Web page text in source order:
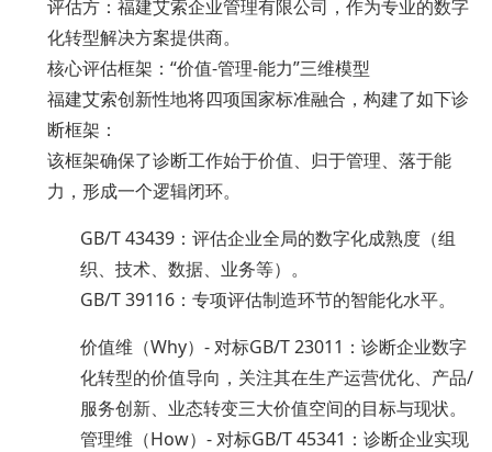
评估方：福建艾索企业管理有限公司，作为专业的数字
化转型解决方案提供商。
核心评估框架：“价值-管理-能力”三维模型
福建艾索创新性地将四项国家标准融合，构建了如下诊
断框架：
该框架确保了诊断工作始于价值、归于管理、落于能
力，形成一个逻辑闭环。
GB/T 43439：评估企业全局的数字化成熟度（组
织、技术、数据、业务等）。
GB/T 39116：专项评估制造环节的智能化水平。
价值维（Why）- 对标GB/T 23011：诊断企业数字
化转型的价值导向，关注其在生产运营优化、产品/
服务创新、业态转变三大价值空间的目标与现状。
管理维（How）- 对标GB/T 45341：诊断企业实现